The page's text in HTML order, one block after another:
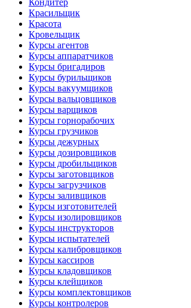
Кондитер
Красильщик
Красота
Кровельщик
Курсы агентов
Курсы аппаратчиков
Курсы бригадиров
Курсы бурильщиков
Курсы вакуумщиков
Курсы вальцовщиков
Курсы варщиков
Курсы горнорабочих
Курсы грузчиков
Курсы дежурных
Курсы дозировщиков
Курсы дробильщиков
Курсы заготовщиков
Курсы загрузчиков
Курсы заливщиков
Курсы изготовителей
Курсы изолировщиков
Курсы инструкторов
Курсы испытателей
Курсы калибровщиков
Курсы кассиров
Курсы кладовщиков
Курсы клейщиков
Курсы комплектовщиков
Курсы контролеров